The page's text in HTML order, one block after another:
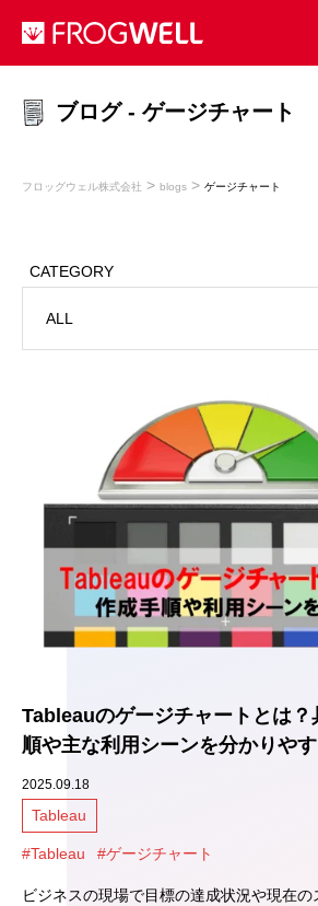
ブログ - ゲージチャート
フロッグウェル株式会社 > blogs > ゲージチャート
CATEGORY
Tableauのゲージチャートとは？
順や主な利用シーンを分かりや
2025.09.18
Tableau
#Tableau #ゲージチャート
ビジネスの現場で目標の達成状況や現在